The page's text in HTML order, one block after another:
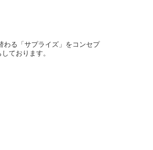
わる「サプライズ」をコンセプ
ております。